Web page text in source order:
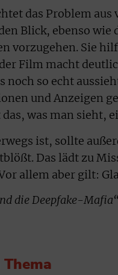
das Problem
Blick, ebenso
vorzugehen. Sie
Film macht
noch so echt
und Anzeigen
was man sieht,
ist, sollte
Das lädt zu
allem aber gilt:
die Deepfake-